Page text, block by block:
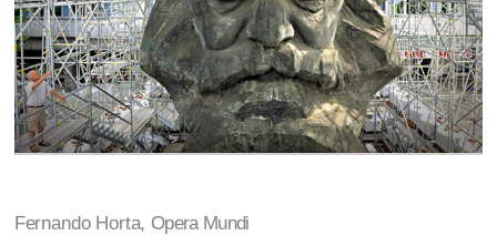
Fernando Horta, Opera Mundi